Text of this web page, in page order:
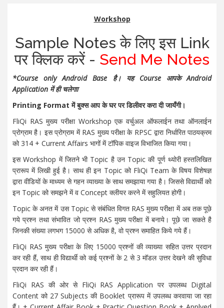
Workshop
Sample Notes के लिए इस Link
पर क्लिक करें - Send Me Notes
*Course only Android Base है। यह Course आपके Android
Application में ही चलेगाा
Printing Format में बुक्स आप के घर पर डिलीवर करा दी जायँगी।
FliQi RAS मुख्‍य परीक्षा Workshop एक वर्चुअल ऑफलाईन तथा ऑनलाईन
प्रोग्राम है। इस प्रोग्राम में RAS मुख्‍य परीक्षा के RPSC द्वारा निर्धारित पाठयक्रम
को 314 + Current Affairs भागों में टॉपिक वाइज विभाजित किया गया।
इस Workshop में जितने भी Topic है उन Topic की पूर्ण थ्‍योरी हस्‍तलिखित
प्रारूप में लिखी हुई है। साथ ही इन Topic को FliQi Team के विषय विशेषज्ञ
द्वारा वीडियों के माध्‍यम से गहन व्‍याख्‍या के साथ समझाया गया है। जिससे विद्यार्थी को
इन Topic को समझने में व Concept क्‍लीयर करने में सहुलियत होगी।
Topic के अनत में उस Topic से संबंधित विगत RAS मुख्‍य परीक्षा में अब तक पूछे
गये प्रश्‍न तथा संभावित जो प्रश्‍न RAS मुख्‍य परीक्षा में बनाये। पूछे जा सकते है
जिनकी संख्‍या लगभग 15000 से अधिक है, वो प्रश्‍न समाहित किये गये हैं।
FliQi RAS मुख्‍य परीक्षा के लिए 15000 प्रश्‍नों की व्‍याख्‍या सहित उत्तर प्रदान
कर रही हैं, साथ ही विद्यार्थी को कई प्रश्‍नों के 2 से 3 मॉडल उत्तर देखने की सुविधा
प्रदान कर रही हैं।
FliQi RAS की ओर से FliQi RAS Application पर उपलब्‍ध Digital
Content को 27 Subjects की Booklet प्रारूप में उपलब्‍ध करवाया जा रहा